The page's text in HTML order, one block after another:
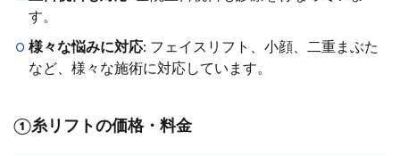
す。
様々な悩みに対応: フェイスリフト、小顔、二重まぶた
など、様々な施術に対応しています。
①糸リフトの価格・料金